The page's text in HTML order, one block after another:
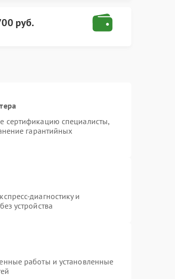
руб.
сертификацию специалисты,
гарантийных
диагностику и
устройства
работы и установленные